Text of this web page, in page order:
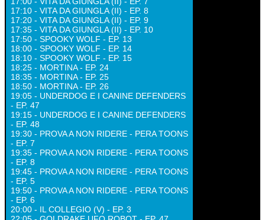
17:10 - VITA DA GIUNGLA (II) - EP. 8
17:20 - VITA DA GIUNGLA (II) - EP. 9
17:35 - VITA DA GIUNGLA (II) - EP. 10
17:50 - SPOOKY WOLF - EP. 13
18:00 - SPOOKY WOLF - EP. 14
18:10 - SPOOKY WOLF - EP. 15
18:25 - MORTINA - EP. 24
18:35 - MORTINA - EP. 25
18:50 - MORTINA - EP. 26
19:05 - UNDERDOG E I CANINE DEFENDERS
- EP. 47
19:15 - UNDERDOG E I CANINE DEFENDERS
- EP. 48
19:30 - PROVA A NON RIDERE - PERA TOONS
- EP. 7
19:35 - PROVA A NON RIDERE - PERA TOONS
- EP. 8
19:45 - PROVA A NON RIDERE - PERA TOONS
- EP. 5
19:50 - PROVA A NON RIDERE - PERA TOONS
- EP. 6
20:00 - IL COLLEGIO (V) - EP. 3